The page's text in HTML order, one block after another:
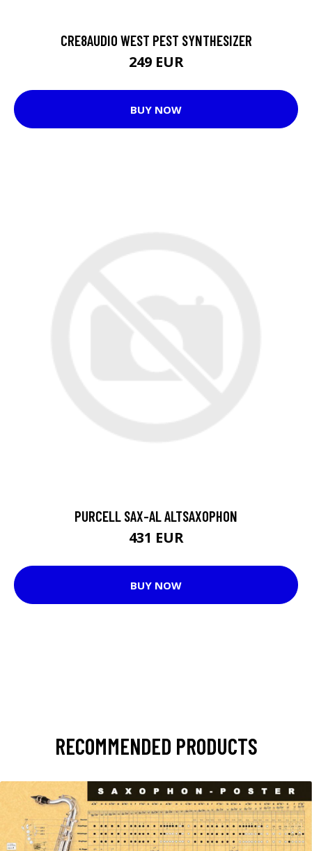
CRE8AUDIO WEST PEST SYNTHESIZER
249 EUR
BUY NOW
PURCELL SAX-AL ALTSAXOPHON
431 EUR
BUY NOW
RECOMMENDED PRODUCTS